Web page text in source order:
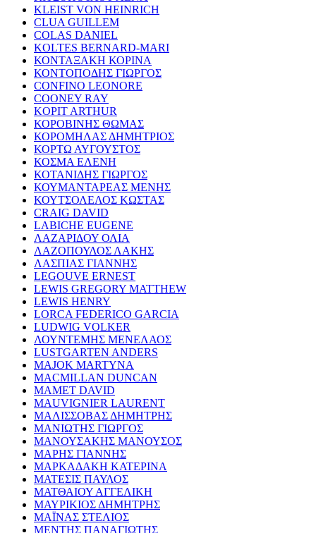
KLEIST VON HEINRICH
CLUA GUILLEM
COLAS DANIEL
KOLTES BERNARD-MARI
ΚΟΝΤΑΞΑΚΗ ΚΟΡΙΝΑ
ΚΟΝΤΟΠΟΔΗΣ ΓΙΩΡΓΟΣ
CONFINO LEONORE
COONEY RAY
KOPIT ARTHUR
ΚΟΡΟΒΙΝΗΣ ΘΩΜΑΣ
ΚΟΡΟΜΗΛΑΣ ΔΗΜΗΤΡΙΟΣ
ΚΟΡΤΩ ΑΥΓΟΥΣΤΟΣ
ΚΟΣΜΑ ΕΛΕΝΗ
ΚΟΤΑΝΙΔΗΣ ΓΙΩΡΓΟΣ
ΚΟΥΜΑΝΤΑΡΕΑΣ ΜΕΝΗΣ
ΚΟΥΤΣΟΛΕΛΟΣ ΚΩΣΤΑΣ
CRAIG DAVID
LABICHE EUGENE
ΛΑΖΑΡΙΔΟΥ ΟΛΙΑ
ΛΑΖΟΠΟΥΛΟΣ ΛΑΚΗΣ
ΛΑΣΠΙΑΣ ΓΙΑΝΝΗΣ
LEGOUVE ERNEST
LEWIS GREGORY MATTHEW
LEWIS HENRY
LORCA FEDERICO GARCIA
LUDWIG VOLKER
ΛΟΥΝΤΕΜΗΣ ΜΕΝΕΛΑΟΣ
LUSTGARTEN ANDERS
MAJOK MARTYNA
MACMILLAN DUNCAN
MAMET DAVID
MAUVIGNIER LAURENT
ΜΑΛΙΣΣΟΒΑΣ ΔΗΜΗΤΡΗΣ
ΜΑΝΙΩΤΗΣ ΓΙΩΡΓΟΣ
ΜΑΝΟΥΣΑΚΗΣ ΜΑΝΟΥΣΟΣ
ΜΑΡΗΣ ΓΙΑΝΝΗΣ
ΜΑΡΚΑΔΑΚΗ ΚΑΤΕΡΙΝΑ
ΜΑΤΕΣΙΣ ΠΑΥΛΟΣ
ΜΑΤΘΑΙΟΥ ΑΓΓΕΛΙΚΗ
ΜΑΥΡΙΚΙΟΣ ΔΗΜΗΤΡΗΣ
ΜΑΪΝΑΣ ΣΤΕΛΙΟΣ
ΜΕΝΤΗΣ ΠΑΝΑΓΙΩΤΗΣ